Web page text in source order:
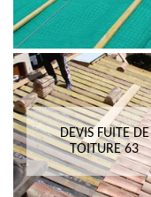
DEVIS FUITE DE
TOITURE 63